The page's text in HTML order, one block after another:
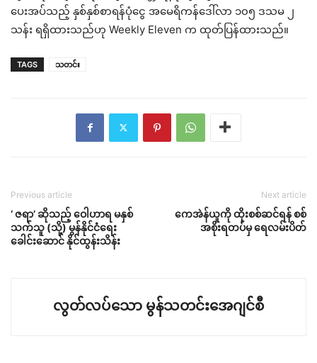
ပေးအပ်သည့် နှစ်နှစ်စာရန်ပုံငွေ အမေရိကန်ဒေါ်လာ ၁၀၅ ဒသမ ၂
သန်း ရရှိထားသည်ဟု Weekly Eleven က ထုတ်ပြန်ထားသည်။
TAGS သတင်း
Previous article
‘ ဇရာ’ ဆိုသည့် ဝေါဟာရ မနှစ်
သက်သူ (သို့) မွန်နိုင်ငံရေး
ခေါင်းဆောင် နိုင်ထွန်းသိန်း
Next article
ကေအဲန်ယူကို ထိုးစစ်ဆင်ရန် စစ်
အစိုးရတပ်မှ ရေလမ်းပိတ်
လွတ်လပ်သော မွန်သတင်းအေဂျင်စီ